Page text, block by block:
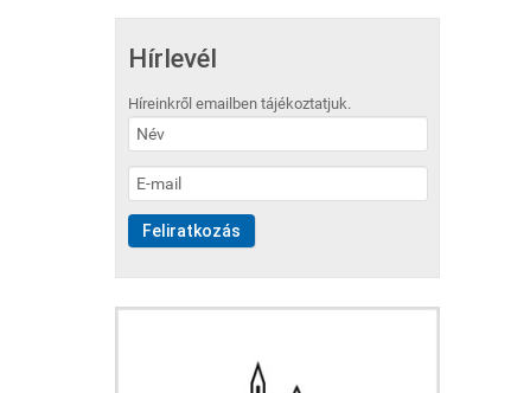
Hírlevél
Híreinkről emailben tájékoztatjuk.